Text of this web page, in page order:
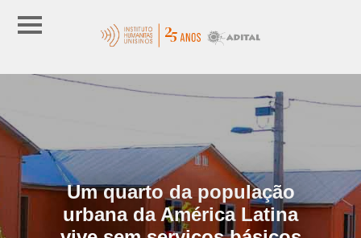
Um quarto da população
urbana da América Latina